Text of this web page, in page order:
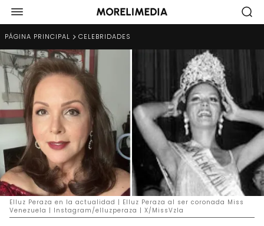
PÁGINA PRINCIPAL CELEBRIDADES
Elluz Peraza en la actualidad | Elluz Peraza al ser coronada Miss
Venezuela | Instagram/elluzperaza | X/MissVzla